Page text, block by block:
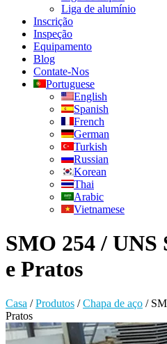
Liga de alumínio
Inscrição
Inspeção
Equipamento
Blog
Contate-Nos
Portuguese
English
Spanish
French
German
Turkish
Russian
Korean
Thai
Arabic
Vietnamese
SMO 254 / UNS
e Pratos
Casa /Produtos /Chapa de aço /
Pratos